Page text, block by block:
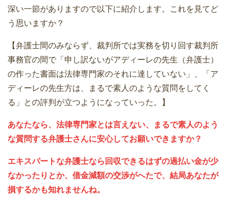
深い一節がありますので以下に紹介します。これを見てど
う思いますか？
【弁護士間のみならず、裁判所では実務を切り回す裁判所
事務官の間で「申し訳ないがアディーレの先生（弁護士）
の作った書面は法律専門家のそれに達していない」、「ア
ディーレの先生方は、まるで素人のような質問をしてく
る」との評判が立つようになっていった。】
あなたなら、法律専門家とは言えない、まるで素人のよう
な質問する弁護士さんに安心してお願いできますか？
エキスパートな弁護士なら回収できるはずの過払い金が少
なかったりとか、借金減額の交渉がへたで、結局あなたが
損するかも知れませんね。